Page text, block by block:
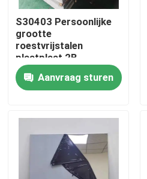
Kwaliteitscontrole
Contacteer ons
Gevallen
ss naadloze buis
S30403 Persoonlijke
grootte
roestvrijstalen
plaatplaat 2B
Afwerking
koudgewalst polijst
voor huishoudelijke
Aanvraag sturen